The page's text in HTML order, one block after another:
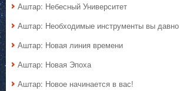
Аштар: Небесный Университет
Аштар: Необходимые инструменты вы
Аштар: Новая линия времени
Аштар: Новая Эпоха
Аштар: Новое начинается в вас!